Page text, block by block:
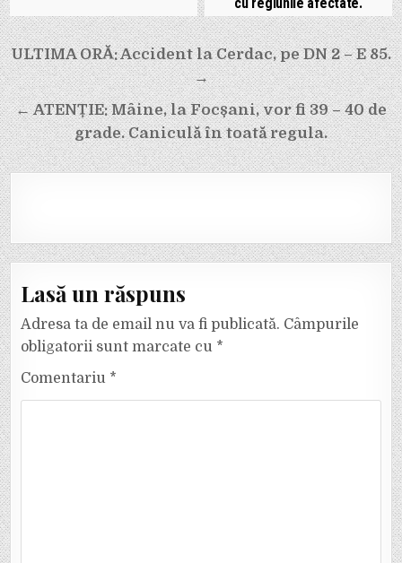
Navigare
în
articole
ULTIMA ORĂ: Accident la Cerdac, pe DN 2 – E 85.
→
← ATENȚIE: Mâine, la Focșani, vor fi 39 – 40 de
grade. Caniculă în toată regula.
Lasă un răspuns
Adresa ta de email nu va fi publicată. Câmpurile
obligatorii sunt marcate cu *
Comentariu *